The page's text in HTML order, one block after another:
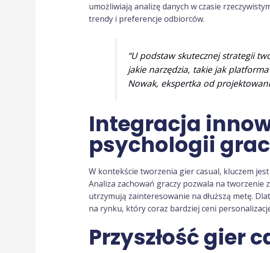
umożliwiają analizę danych w czasie
trendy i preferencje odbiorców.
“U podstaw skutecznej strategii
jakie narzędzia, takie jak platforma
Nowak, ekspertka od
Integracja
psychologii
W kontekście tworzenia gier casual, kluczem
Analiza zachowań graczy pozwala na
utrzymują zainteresowanie na dłuższą metę.
na rynku, który coraz bardziej ceni
Przyszłość gier